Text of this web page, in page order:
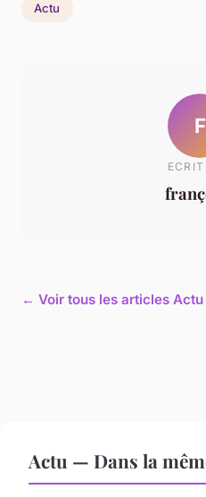
Actu
F
ECRIT
← Voir tous les articles Actu
Actu — Dans la